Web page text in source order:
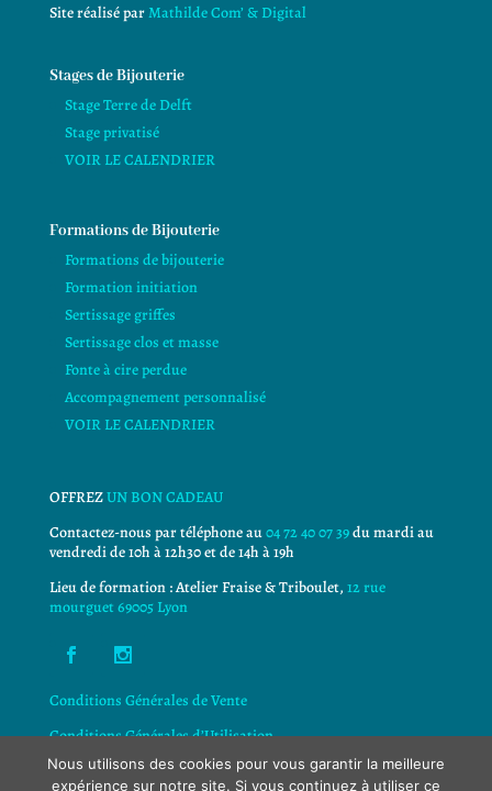
Site réalisé parMathilde Com’ & Digital
Stages de Bijouterie
Stage Terre de Delft
Stage privatisé
VOIR LE CALENDRIER
Formations de Bijouterie
Formations de bijouterie
Formation initiation
Sertissage griffes
Sertissage clos et masse
Fonte à cire perdue
Accompagnement personnalisé
VOIR LE CALENDRIER
OFFREZUN BON CADEAU
Contactez-nous par téléphone au04 72 40 07 39du mardi au
vendredi de 10h à 12h30 et de 14h à 19h
Lieu de formation : Atelier Fraise & Triboulet, 12 rue
mourguet 69005 Lyon
Conditions Générales de Vente
Conditions Générales d’Utilisation
Politique de confidentialité
Nous utilisons des cookies pour vous garantir la meilleure
expérience sur notre site. Si vous continuez à utiliser ce